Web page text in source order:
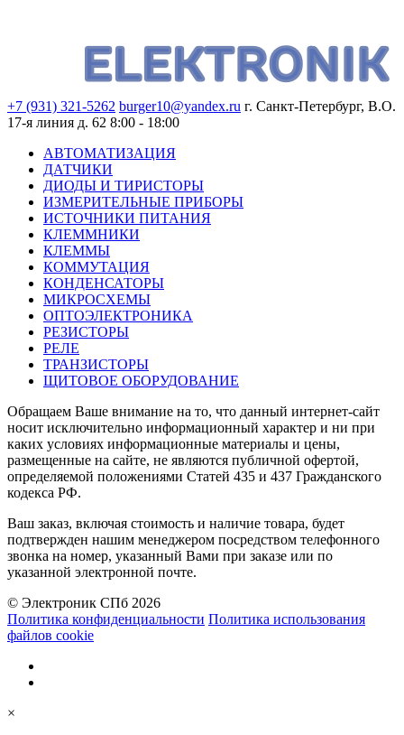
+7 (931) 321-5262 burger10@yandex.ru г. Санкт-Петербург, В.О.
17-я линия д. 62 8:00 - 18:00
АВТОМАТИЗАЦИЯ
ДАТЧИКИ
ДИОДЫ И ТИРИСТОРЫ
ИЗМЕРИТЕЛЬНЫЕ ПРИБОРЫ
ИСТОЧНИКИ ПИТАНИЯ
КЛЕММНИКИ
КЛЕММЫ
КОММУТАЦИЯ
КОНДЕНСАТОРЫ
МИКРОСХЕМЫ
ОПТОЭЛЕКТРОНИКА
РЕЗИСТОРЫ
РЕЛЕ
ТРАНЗИСТОРЫ
ЩИТОВОЕ ОБОРУДОВАНИЕ
Обращаем Ваше внимание на то, что данный интернет-сайт
носит исключительно информационный характер и ни при
каких условиях информационные материалы и цены,
размещенные на сайте, не являются публичной офертой,
определяемой положениями Статей 435 и 437 Гражданского
кодекса РФ.
Ваш заказ, включая стоимость и наличие товара, будет
подтвержден нашим менеджером посредством телефонного
звонка на номер, указанный Вами при заказе или по
указанной электронной почте.
© Электроник СПб 2026
Политика конфиденциальности Политика использования
файлов cookie
×